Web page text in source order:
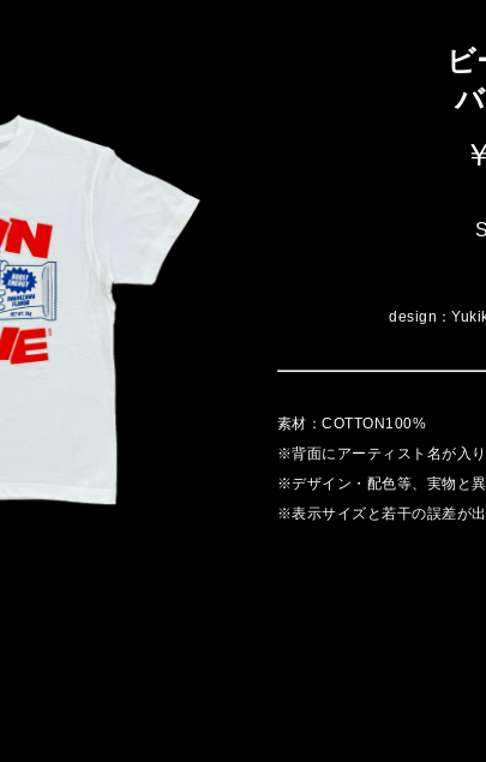
ビ
design：
素材：COTTON100%
※背面にアーティスト名が入り
※デザイン・配色等、実物と異
※表示サイズと若干の誤差が出